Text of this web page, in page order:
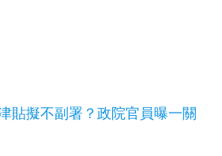
貼擬不副署？政院官員曝一關